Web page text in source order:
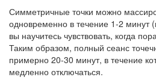
Симметричные точки можно
одновременно в течение 1-2 минут
вы научитесь чувствовать, когда
Таким образом, полный сеанс
примерно 20-30 минут, в течение
медленно отключаться.